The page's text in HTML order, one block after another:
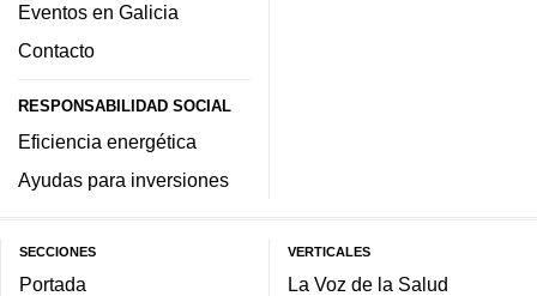
Eventos en Galicia
Contacto
RESPONSABILIDAD SOCIAL
Eficiencia energética
Ayudas para inversiones
SECCIONES
Portada
VERTICALES
La Voz de la Salud